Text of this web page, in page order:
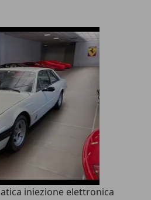
iniezione elettronica